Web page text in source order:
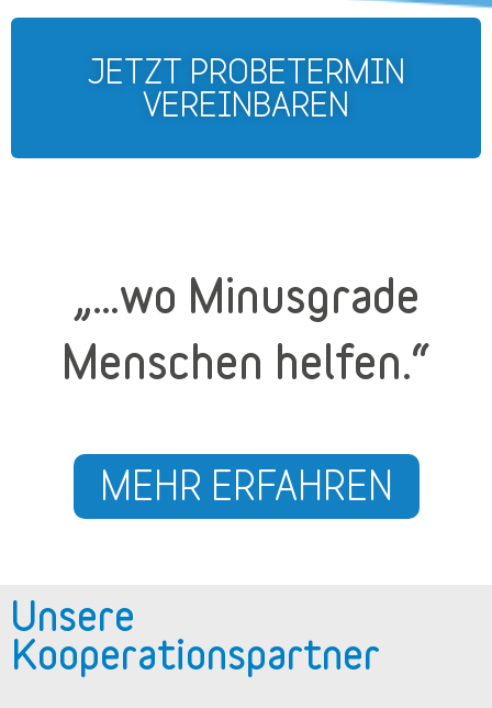
JETZT PROBETERMIN
VEREINBAREN
„…wo Minusgrade
Menschen helfen.“
MEHR ERFAHREN
Unsere
Kooperationspartner